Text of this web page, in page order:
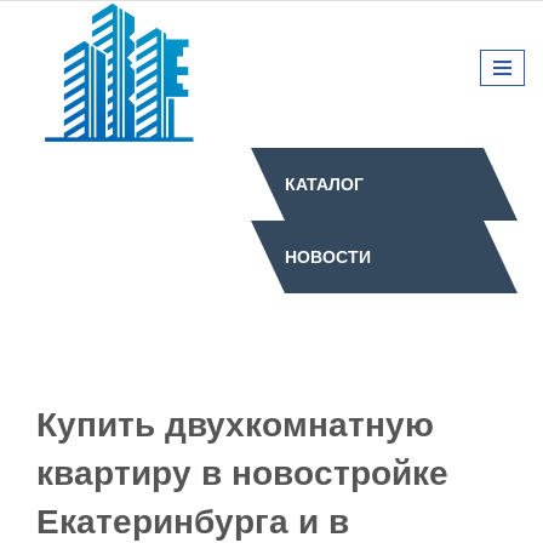
КАТАЛОГ
НОВОСТИ
Купить двухкомнатную
квартиру в новостройке
Екатеринбурга и в